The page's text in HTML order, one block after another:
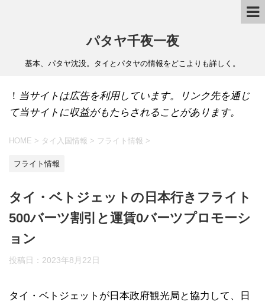
パタヤ千夜一夜
基本、パタヤ沈没。タイとパタヤの情報をどこよりも詳しく。
！ 当サイトは広告を利用しています。リンク先を通じ
て当サイトに収益がもたらされることがあります。
HOME > タイ入国情報 > フライト情報 >
フライト情報
タイ・ベトジェットの日本行きフライト
500バーツ割引と運賃0バーツプロモーシ
ョン
投稿日： 2023年8月22日
タイ・ベトジェットが日本政府観光局と協力して、日